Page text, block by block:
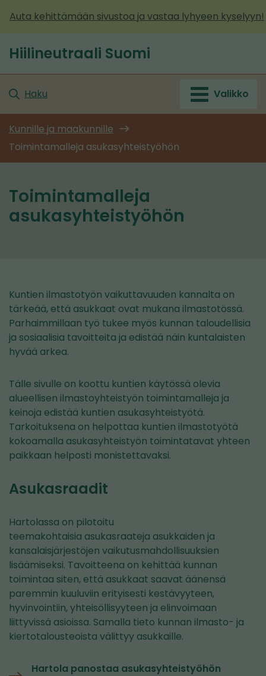
sisältöön
Auta kehittämään sivustoa ja vastaa lyhyeen kyselyyn!
Etusivu
Hiilineutraali Suomi
Haku Valikko
Kunnille ja maakunnille
Toimintamalleja asukasyhteistyöhön
Toimintamalleja
asukasyhteistyöhön
Kuntien ilmastotyön vaikuttavuuden kannalta on
tärkeää, että asukkaat ovat mukana ilmastotössä.
Parhaimmillaan työ tukee myös kunnan taloudellisia
ja sosiaalisia tavoitteita ja edistää näin kuntalaisten
hyvää arkea.
Tälle sivulle on koottu kuntien käytössä olevia
alueellisen ilmastoyhteistyön toimintamalleja ja
keinoja edistää kuntien asukasyhteistyötä.
Tarkoituksena on helpottaa kuntien ilmastotyötä
kokoamalla asukasyhteistyön toimintatavat yhteen
paikkaan helposti monistettavaksi.
Asukasraadit
Hartolassa on pilotoitu
teemakohtaisia asukasraateja asukkaiden ja
kansalaisjärjestöjen vaikutusmahdollisuuksien
lisäämiseksi. Tavoitteena on kehittää kunnan
toimintaa siten, että asukkaat saavat äänensä
paremmin kuuluviin erityisesti kestävyyteen,
hyvinvointiin, yhteisöllisyyteen ja elinvoimaan
liittyvissä asioissa. Samalla tieto kunnan ilmasto- ja
kiertotalousteoista välittyy asukkaille.
Hartola panostaa asukasyhteistyöhön